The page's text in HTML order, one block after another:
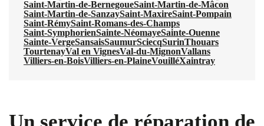
Saint-Martin-de-BernegoueSaint-Martin-de-Mâcon
Saint-Martin-de-SanzaySaint-MaxireSaint-Pompain
Saint-RémySaint-Romans-des-Champs
Saint-SymphorienSainte-NéomayeSainte-Ouenne
Sainte-VergeSansaisSaumurSciecqSurinThouars
TourtenayVal en VignesVal-du-MignonVallans
Villiers-en-BoisVilliers-en-PlaineVouilléXaintray